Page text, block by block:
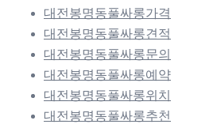
대전봉명동풀싸롱가격
대전봉명동풀싸롱견적
대전봉명동풀싸롱문의
대전봉명동풀싸롱예약
대전봉명동풀싸롱위치
대전봉명동풀싸롱추천